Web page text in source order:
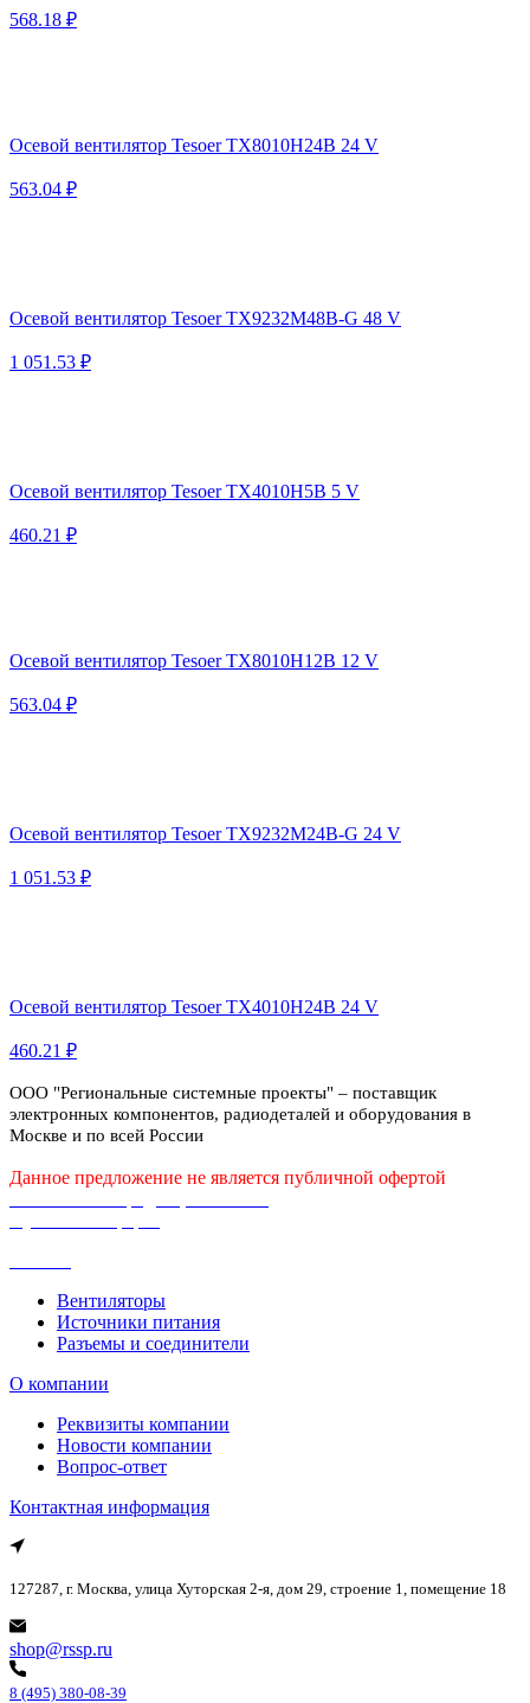
568.18 ₽
Осевой вентилятор Tesoer TX8010H24B 24 V
563.04 ₽
Осевой вентилятор Tesoer TX9232M48B-G 48 V
1 051.53 ₽
Осевой вентилятор Tesoer TX4010H5B 5 V
460.21 ₽
Осевой вентилятор Tesoer TX8010H12B 12 V
563.04 ₽
Осевой вентилятор Tesoer TX9232M24B-G 24 V
1 051.53 ₽
Осевой вентилятор Tesoer TX4010H24B 24 V
460.21 ₽
ООО "Региональные системные проекты" – поставщик
электронных компонентов, радиодеталей и оборудования в
Москве и по всей России
Данное предложение не является публичной офертой
Вентиляторы
Источники питания
Разъемы и соединители
О компании
Реквизиты компании
Новости компании
Вопрос-ответ
Контактная информация
127287, г. Москва, улица Хуторская 2-я, дом 29, строение 1, помещение 18
shop@rssp.ru
8 (495) 380-08-39